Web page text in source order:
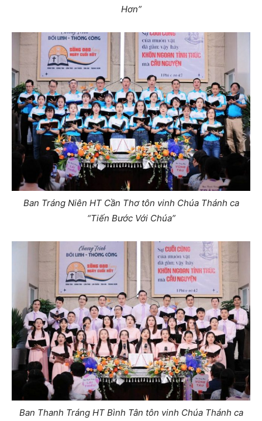
Hơn”
Ban Tráng Niên HT Cần Thơ tôn vinh Chúa Thánh ca
“Tiến Bước Với Chúa”
Ban Thanh Tráng HT Bình Tân tôn vinh Chúa Thánh ca